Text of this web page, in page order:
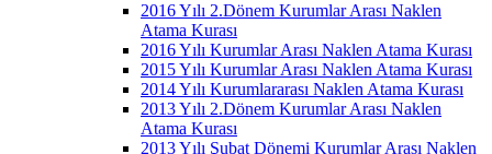
2016 Yılı 2.Dönem Kurumlar Arası Naklen
Atama Kurası
2016 Yılı Kurumlar Arası Naklen Atama Kurası
2015 Yılı Kurumlar Arası Naklen Atama Kurası
2014 Yılı Kurumlararası Naklen Atama Kurası
2013 Yılı 2.Dönem Kurumlar Arası Naklen
Atama Kurası
2013 Yılı Şubat Dönemi Kurumlar Arası Naklen